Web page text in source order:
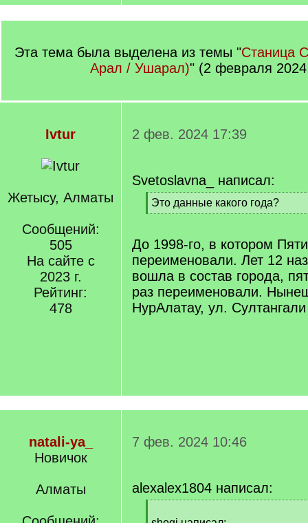
Эта тема была выделена из темы "Станица
Арал / Ушарал)" (2 февраля
Ivtur
Жетысу, Алматы
Сообщений:
505
На сайте с
2023 г.
Рейтинг:
478
2 фев. 2024 17:39
Svetoslavna_ написал:
[
q
Это данные какого года?
[
q
До 1998-го, в котором
переименовали. Лет 12
вошла в состав города,
раз переименовали.
НурАлатау, ул.
natali-ya_
Новичок
Алматы
7 фев. 2024 10:46
alexalex1804 написал: